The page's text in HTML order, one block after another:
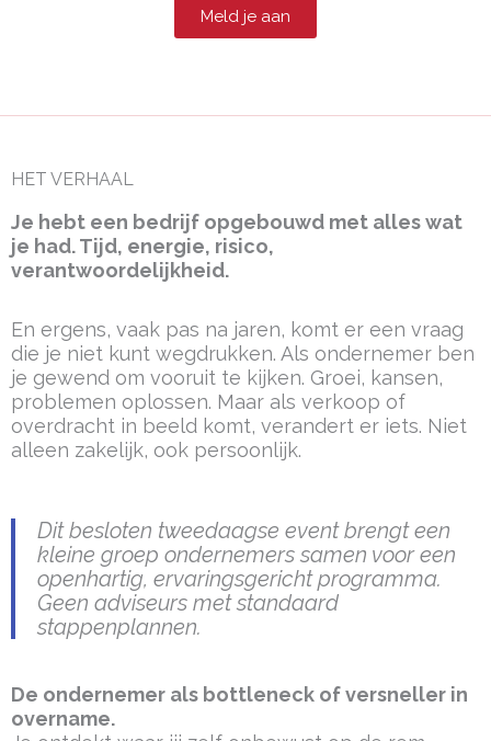
Meld je aan
HET VERHAAL
Je hebt een bedrijf opgebouwd met alles wat
je had. Tijd, energie, risico,
verantwoordelijkheid.
En ergens, vaak pas na jaren, komt er een vraag
die je niet kunt wegdrukken. Als ondernemer ben
je gewend om vooruit te kijken. Groei, kansen,
problemen oplossen. Maar als verkoop of
overdracht in beeld komt, verandert er iets. Niet
alleen zakelijk, ook persoonlijk.
Dit besloten tweedaagse event brengt een
kleine groep ondernemers samen voor een
openhartig, ervaringsgericht programma.
Geen adviseurs met standaard
stappenplannen.
De ondernemer als bottleneck of versneller in
overname.